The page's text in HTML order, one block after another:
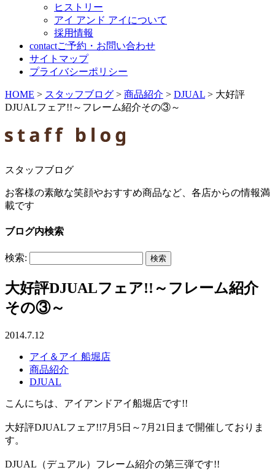
ヒストリー
アイ アンド アイについて
採用情報
contactご予約・お問い合わせ
サイトマップ
プライバシーポリシー
HOME > スタッフブログ > 商品紹介 > DJUAL > 大好評
DJUALフェア!!～フレーム紹介その③～
スタッフブログ
お客様の素敵な笑顔やおすすめ商品など、各店からの情報満
載です
ブログ内検索
検索:
大好評DJUALフェア!!～フレーム紹介
その③～
2014.7.12
アイ＆アイ 船堀店
商品紹介
DJUAL
こんにちは、アイアンドアイ船堀店です!!
大好評DJUALフェア!!7月5日～7月21日まで開催しておりま
す。
DJUAL（デュアル）フレーム紹介の第三弾です!!